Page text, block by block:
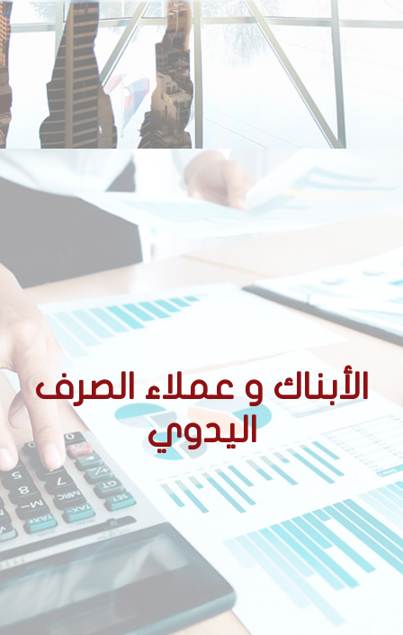
الأبناك و عملاء الصرف
اليدوي
الأحكام التنظيمية المتعلقة
بالوسطاء المعتمدين
ممارسة نشاط الصرف اليدوي